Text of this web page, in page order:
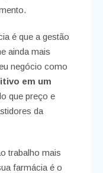
é que a gestão
ainda mais
negócio como
em um
que preço e
da
trabalho mais
farmácia é o